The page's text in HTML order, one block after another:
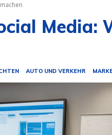
Media:
AUTO UND VERKEHR